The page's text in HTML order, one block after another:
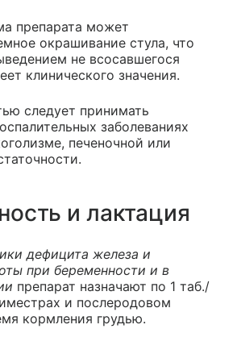
препарата может
окрашивание стула, что
не всосавшегося
клинического значения.
следует принимать
заболеваниях
печеночной или
и лактация
дефицита железа и
при беременности и в
препарат назначают по 1 таб./
и послеродовом
кормления грудью.